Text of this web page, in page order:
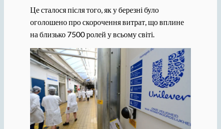
Це сталося після того, як у березні було
оголошено про скорочення витрат, що вплине
на близько 7500 ролей у всьому світі.